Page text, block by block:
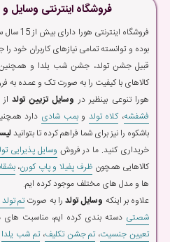
فروشگاه اینترنتی وسایل
فروشگاه اینترنتی هورا دارای بیش از 15 سال سابقه در زمینه
بوده و توانسته تمامی نیازهای کاربران خود
قبیل جشن تولد، جشن شب یلدا و
کالاهای با کیفیت را به صورت تک و عمده به
هورا تنوعی بینظیر در وسایل تزیین تولداز
فشفشه،کلاه تولد وبمب شادی دارد
باشکوه را نیز برای شما فراهم کرده تا بتوانید
خریداری کنید. ما در فروش وسایل پذیرایی
کالاهایی همچون ظرف پفیلا و پاپ کورن،
ها و مدل های مختلف موجود کرده ایم.
علاوه بر اینکه وسایل تولدرا به صورتتم
شصتی دسته بندی کرده ایم، مناسبت
تعیین جنسیت،تم جشن تکلیف،تم شب یلدا